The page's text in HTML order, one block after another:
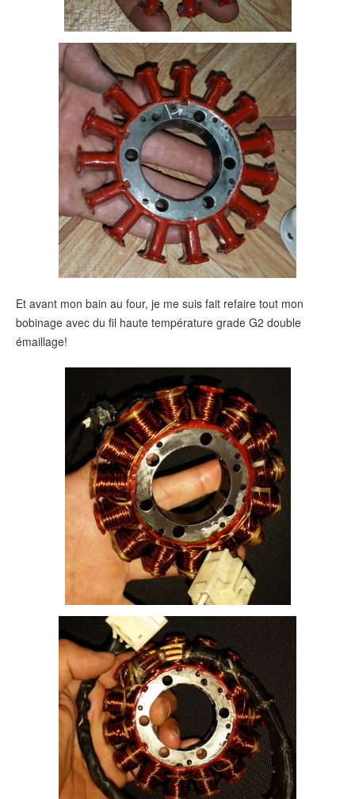
Et avant mon bain au four, je me suis fait refaire tout mon
bobinage avec du fil haute température grade G2 double
émaillage!